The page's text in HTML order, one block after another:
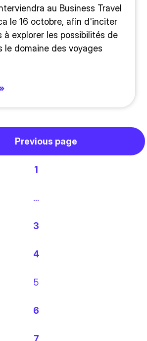
au Business Travel
le 16 octobre, afin d'inciter
à explorer les possibilités de
le domaine des voyages
Previous page
1
…
3
4
5
6
7